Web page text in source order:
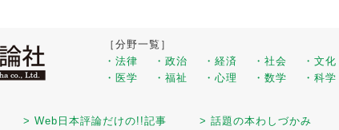
［分野一覧］
・法律
・政治 ・経済 ・社会 ・文化
・医学
・福祉 ・心理 ・数学 ・科学
> Web日本評論だけの!!記事 > 話題の本わしづかみ